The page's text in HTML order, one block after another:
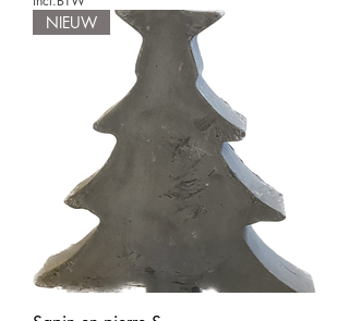
NIEUW